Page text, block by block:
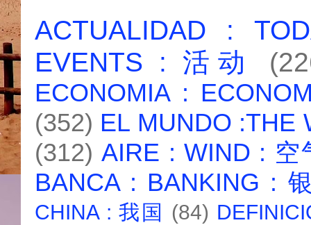
ACTUALIDAD :
EVENTS : 活动
ECONOMIA :
(352) EL MUNDO :THE
(312) AIRE : WIND : 空
BANCA : BANKING :
CHINA : 我国 (84)